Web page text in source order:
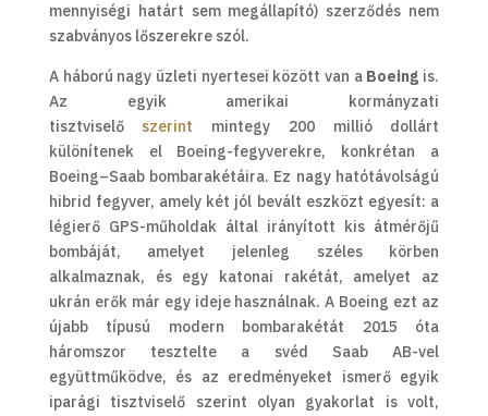
mennyiségi határt sem megállapító) szerződés nem
szabványos lőszerekre szól.
A háború nagy üzleti nyertesei között van a Boeing is.
Az egyik amerikai kormányzati
tisztviselő szerint mintegy 200 millió dollárt
különítenek el Boeing-fegyverekre, konkrétan a
Boeing–Saab bombarakétáira. Ez nagy hatótávolságú
hibrid fegyver, amely két jól bevált eszközt egyesít: a
légierő GPS-műholdak által irányított kis átmérőjű
bombáját, amelyet jelenleg széles körben
alkalmaznak, és egy katonai rakétát, amelyet az
ukrán erők már egy ideje használnak. A Boeing ezt az
újabb típusú modern bombarakétát 2015 óta
háromszor tesztelte a svéd Saab AB-vel
együttműködve, és az eredményeket ismerő egyik
iparági tisztviselő szerint olyan gyakorlat is volt,